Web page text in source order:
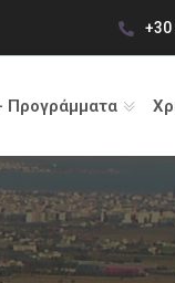
+30
Προγράμματα